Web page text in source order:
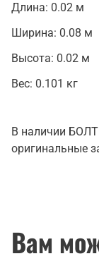
Длина: 0.02 м
Ширина: 0.08 м
Высота: 0.02 м
Вес: 0.101 кг
В наличии БОЛТ
оригинальные
Вам